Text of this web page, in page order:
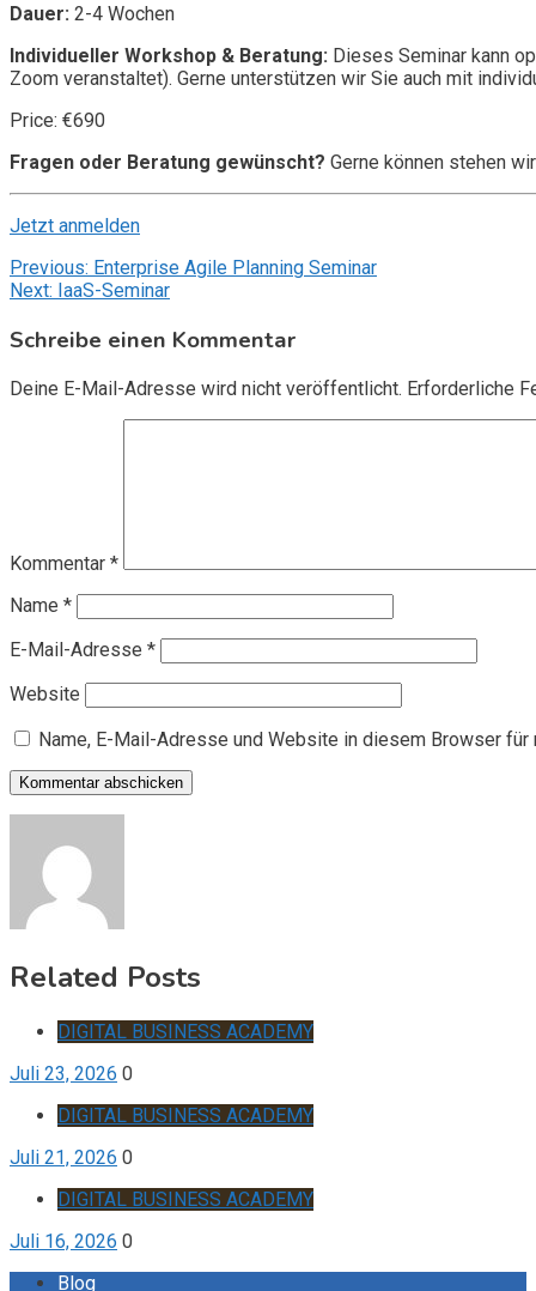
Dauer: 2-4 Wochen
Individueller Workshop & Beratung: Dieses Seminar kann
Zoom veranstaltet). Gerne unterstützen wir Sie auch mit
Price: €690
Fragen oder Beratung gewünscht? Gerne können stehen
Jetzt anmelden
Beitragsnavigation
Previous: Enterprise Agile Planning Seminar
Next: IaaS-Seminar
Schreibe einen Kommentar
Deine E-Mail-Adresse wird nicht veröffentlicht. Erforderliche
Kommentar *
Name *
E-Mail-Adresse *
Website
Name, E-Mail-Adresse und Website in diesem Browser
Related Posts
DIGITAL BUSINESS ACADEMY
Juli 23, 2026 0
DIGITAL BUSINESS ACADEMY
Juli 21, 2026 0
DIGITAL BUSINESS ACADEMY
Juli 16, 2026 0
Blog